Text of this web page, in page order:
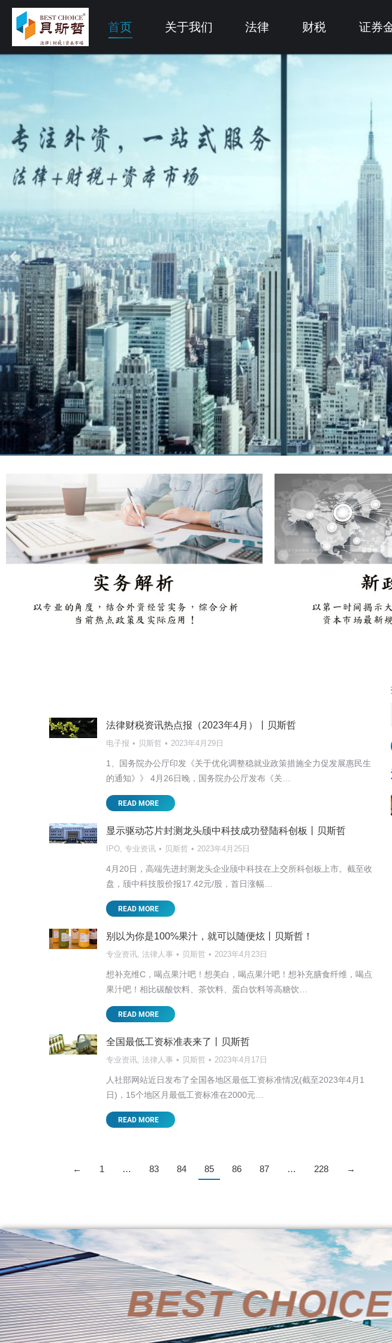
首页 关于我们 法律 财税 证券
法律财税资讯热点报（2023年4月）丨贝斯哲
电子报 贝斯哲 2023年4月29日
1、国务院办公厅印发《关于优化调整稳就业政策措施全力促发展惠民生
的通知》》 4月26日晚，国务院办公厅发布《关…
READ MORE
显示驱动芯片封测龙头颀中科技成功登陆科创板丨贝斯哲
IPO 专业资讯 贝斯哲 2023年4月25日
4月20日，高端先进封测龙头企业颀中科技在上交所科创板上市。截至收
盘，颀中科技股价报17.42元/股，首日涨幅…
READ MORE
别以为你是100%果汁，就可以随便炫丨贝斯哲！
专业资讯 法律人事 贝斯哲 2023年4月23日
想补充维C，喝点果汁吧！想美白，喝点果汁吧！想补充膳食纤维，喝点
果汁吧！相比碳酸饮料、茶饮料、蛋白饮料等高糖饮…
READ MORE
全国最低工资标准表来了丨贝斯哲
专业资讯 法律人事 贝斯哲 2023年4月17日
人社部网站近日发布了全国各地区最低工资标准情况(截至2023年4月1
日)，15个地区月最低工资标准在2000元…
READ MORE
← 1 … 83 84 85 86 87 … 228 →
【东莞讲座邀请】2025新形势下台商面临的挑战与应对丨贝斯哲
2025开年以来，国际局势可谓风云变幻。 中美关税战的走向首当其中，
这对以外销为主的台资企业来说无疑影响深远，…
READ MORE